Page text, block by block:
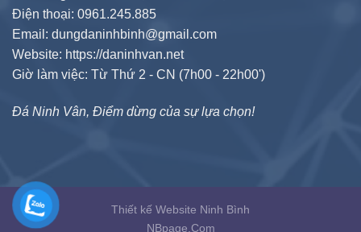
Điện thoại: 0961.245.885
Email: dungdaninhbinh@gmail.com
Website: https://daninhvan.net
Giờ làm việc: Từ Thứ 2 - CN (7h00 - 22h00')
Đá Ninh Vân, Điểm dừng của sự lựa chọn!
Thiết kế Website Ninh Bình
NBpage.Com